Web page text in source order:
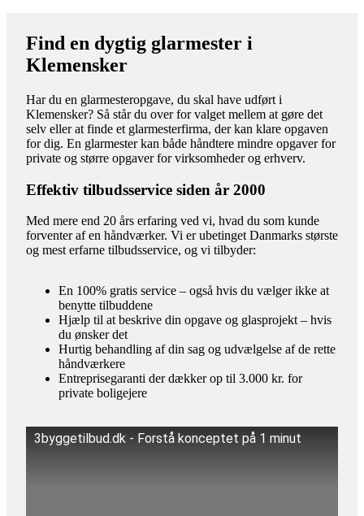
Find en dygtig glarmester i
Klemensker
Har du en glarmesteropgave, du skal have udført i
Klemensker? Så står du over for valget mellem at gøre det
selv eller at finde et glarmesterfirma, der kan klare opgaven
for dig. En glarmester kan både håndtere mindre opgaver for
private og større opgaver for virksomheder og erhverv.
Effektiv tilbudsservice siden år 2000
Med mere end 20 års erfaring ved vi, hvad du som kunde
forventer af en håndværker. Vi er ubetinget Danmarks største
og mest erfarne tilbudsservice, og vi tilbyder:
En 100% gratis service – også hvis du vælger ikke at
benytte tilbuddene
Hjælp til at beskrive din opgave og glasprojekt – hvis
du ønsker det
Hurtig behandling af din sag og udvælgelse af de rette
håndværkere
Entreprisegaranti der dækker op til 3.000 kr. for
private boligejere
3byggetilbud.dk - Forstå konceptet på 1 minut